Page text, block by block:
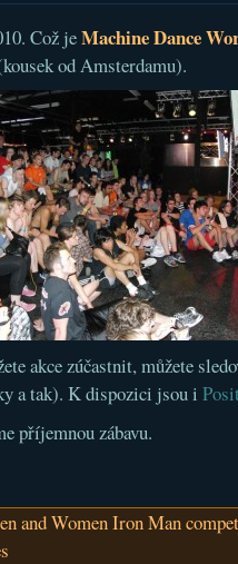
Což jeMachine Dance
od Amsterdamu).
akce zúčastnit, můžete
a tak). K dispozici jsou i
příjemnou zábavu.
and Women Iron Man